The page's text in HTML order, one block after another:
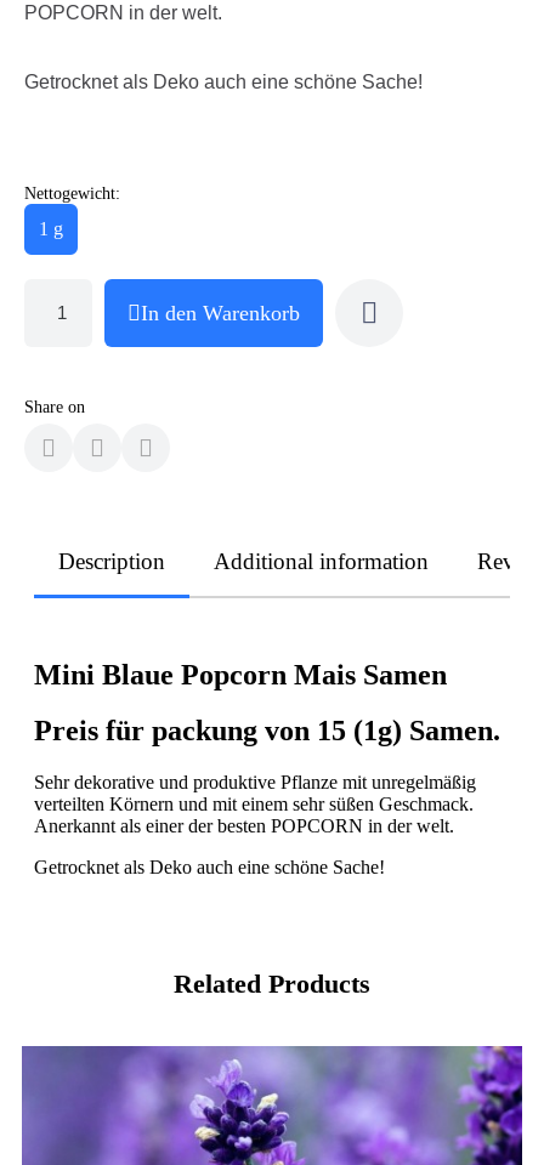
POPCORN in der welt.
Getrocknet als Deko auch eine schöne Sache!
Nettogewicht:
1 g
In den Warenkorb
Share on
Description Additional information
Mini Blaue Popcorn Mais Samen
Preis für packung von 15 (1g) Samen.
Sehr dekorative und produktive Pflanze mit unregelmäßig
verteilten Körnern und mit einem sehr süßen Geschmack.
Anerkannt als einer der besten POPCORN in der welt.
Getrocknet als Deko auch eine schöne Sache!
Related Products